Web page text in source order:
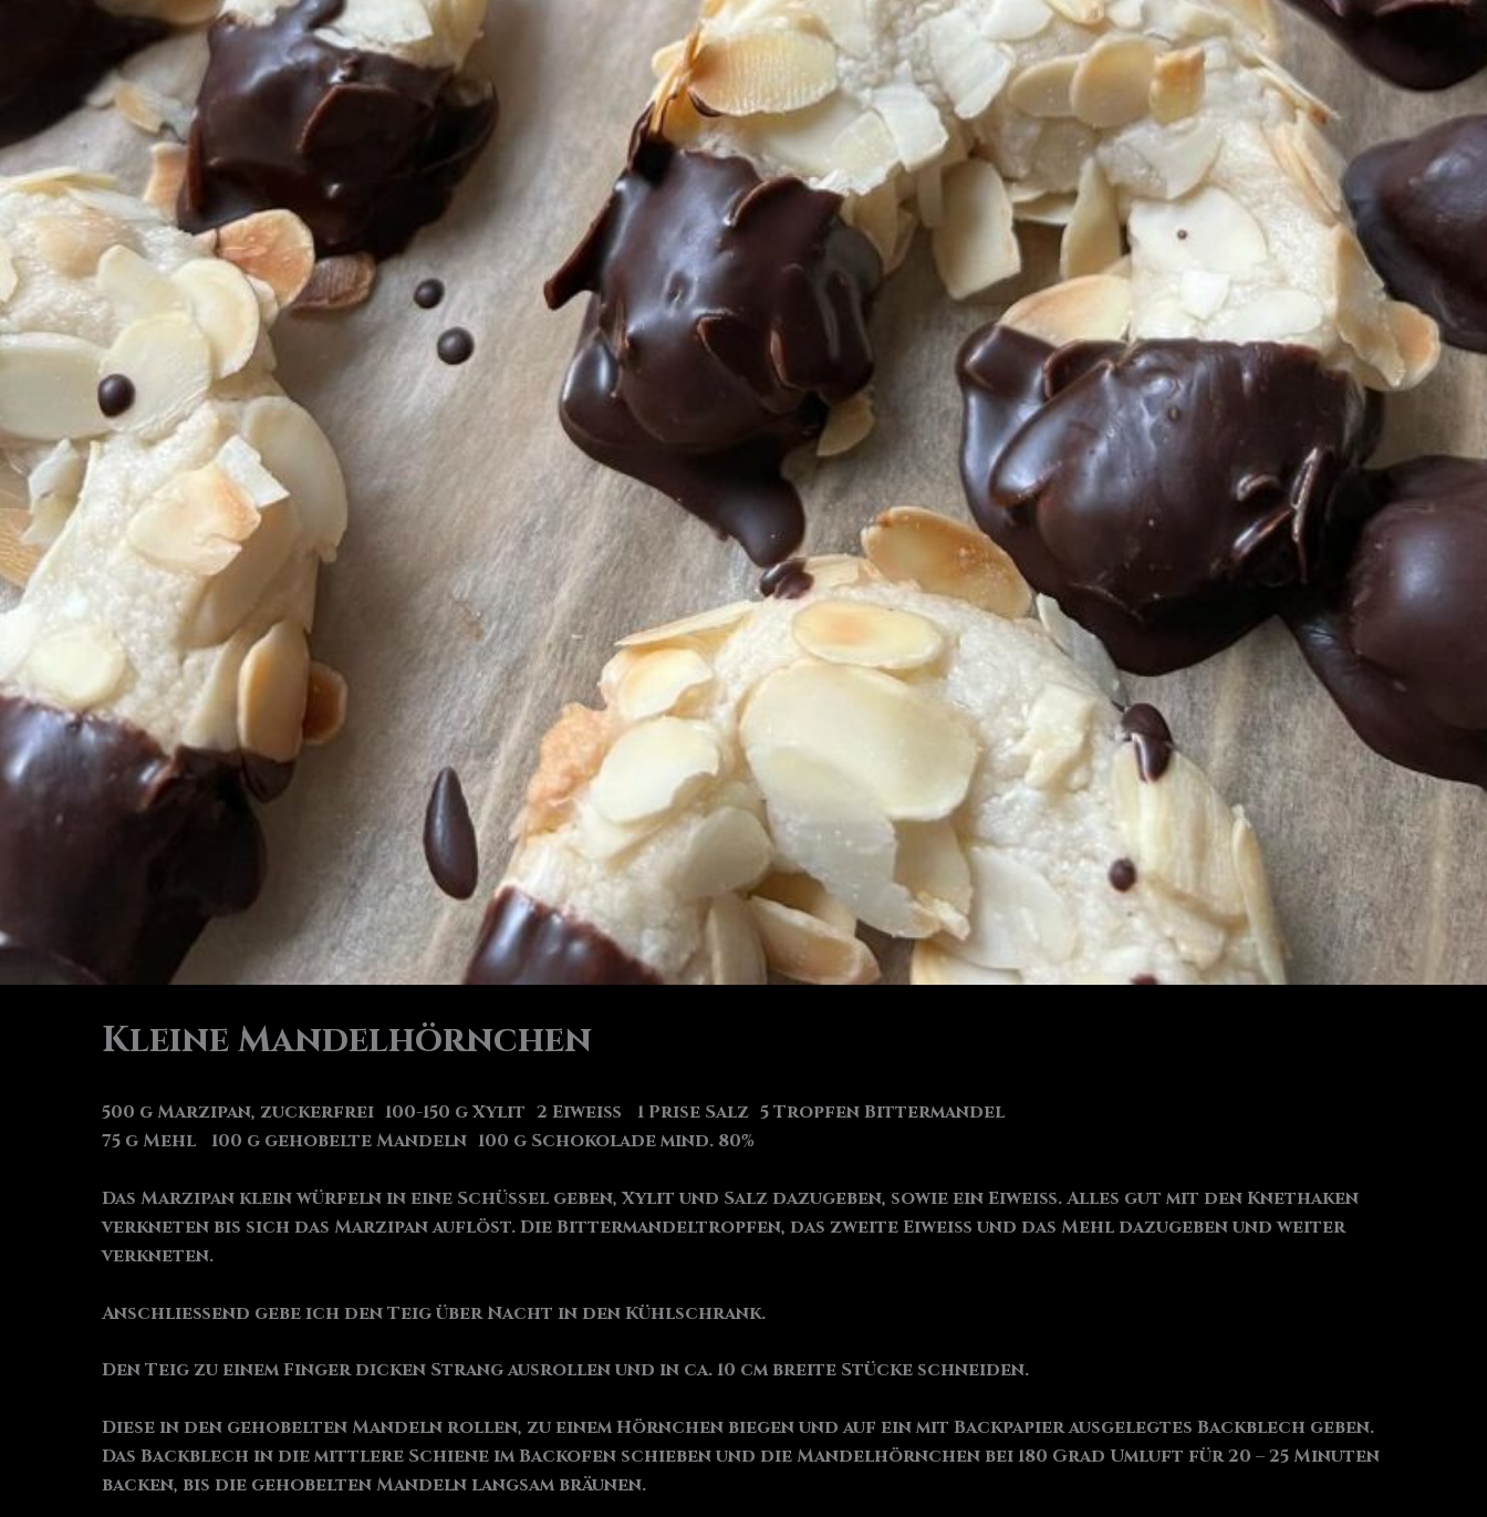
Kleine Mandelhörnchen
500 g Marzipan, zuckerfrei 100-150 g Xylit 2 Eiweiß 1 Prise Salz 5 Tropfen Bittermandel
75 g Mehl 100 g gehobelte Mandeln 100 g Schokolade mind. 80%
Das Marzipan klein würfeln in eine Schüssel geben, Xylit und Salz dazugeben, sowie ein Eiweiß. Alles gut mit den Knethaken
verkneten bis sich das Marzipan auflöst. Die Bittermandeltropfen, das zweite Eiweiß und das Mehl dazugeben und weiter
verkneten.
Anschließend gebe ich den Teig über Nacht in den Kühlschrank.
Den Teig zu einem Finger dicken Strang ausrollen und in ca. 10 cm breite Stücke schneiden.
Diese in den gehobelten Mandeln rollen, zu einem Hörnchen biegen und auf ein mit Backpapier ausgelegtes Backblech geben.
Das Backblech in die mittlere Schiene im Backofen schieben und die Mandelhörnchen bei 180 Grad Umluft für 20 – 25 Minuten
backen, bis die gehobelten Mandeln langsam bräunen.